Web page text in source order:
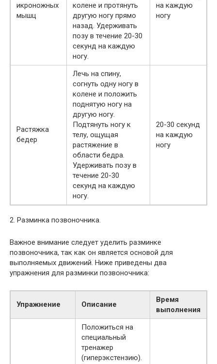
икроножных
мышц
колене и протянуть
другую ногу прямо
назад. Удерживать
позу в течение 20-30
секунд на каждую
ногу.
на каждую
ногу
Растяжка
бедер
Лечь на спину,
согнуть одну ногу в
колене и положить
поднятую ногу на
другую ногу.
Подтянуть ногу к
телу, ощущая
растяжение в
области бедра.
Удерживать позу в
течение 20-30
секунд на каждую
ногу.
20-30 секунд
на каждую
ногу
2. Разминка позвоночника.
Важное внимание следует уделить разминке
позвоночника, так как он является основой для
выполняемых движений. Ниже приведены два
упражнения для разминки позвоночника:
Упражнение Описание
Время
выполнения
Положиться на
специальный
тренажер
(гиперэкстензию).